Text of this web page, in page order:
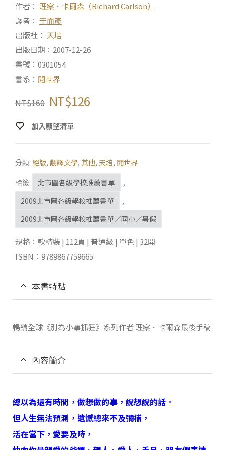
作者： 理察．卡爾森（Richard Carlson）
譯者： 于而彥
出版社： 天培
出版日期：2007-12-26
書號：0301054
書系： 閱世界
NT$160 NT$126
加入願望清單
分類: 絕版, 翻譯文學, 其他, 天培, 閱世界
標籤:
北市圖各級學校推薦書單
,
2009北市圖各級學校推薦書單
,
2009北市圖各級學校推薦書單／國小／暑假
規格：軟精裝 | 112頁 | 普通級 | 單色 | 32開
ISBN：9789867759665
本書特點
暢銷全球《別為小事抓狂》系列作者 理察．卡爾森最後手稿
內容簡介
總以為還有時間，做想做的事，說想說的話。
但人生無法預測，遺憾總來不及彌補，
活在當下，愛要及時，